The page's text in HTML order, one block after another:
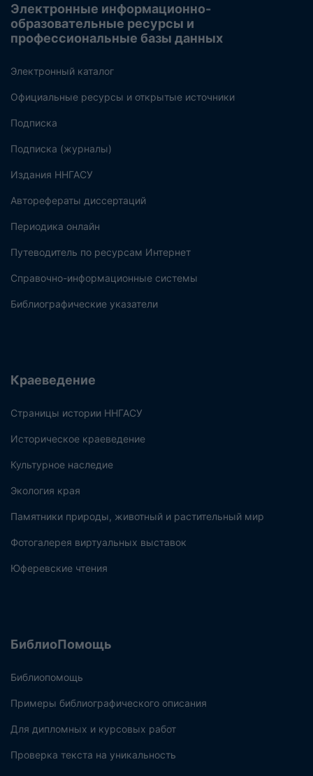
Электронные информационно-
образовательные ресурсы и
профессиональные базы данных
Электронный каталог
Официальные ресурсы и открытые источники
Подписка
Подписка (журналы)
Издания ННГАСУ
Авторефераты диссертаций
Периодика онлайн
Путеводитель по ресурсам Интернет
Справочно-информационные системы
Библиографические указатели
Краеведение
Страницы истории ННГАСУ
Историческое краеведение
Культурное наследие
Экология края
Памятники природы, животный и растительный мир
Фотогалерея виртуальных выставок
Юферевские чтения
БиблиоПомощь
Библиопомощь
Примеры библиографического описания
Для дипломных и курсовых работ
Проверка текста на уникальность